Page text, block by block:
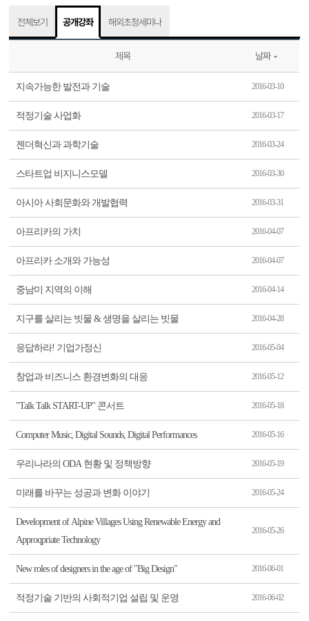
전체보기 공개강좌 해외초청세미나
제목 날짜
지속가능한 발전과 기술 2016-03-10
적정기술 사업화 2016-03-17
젠더혁신과 과학기술 2016-03-24
스타트업 비지니스모델 2016-03-30
아시아 사회문화와 개발협력 2016-03-31
아프리카의 가치 2016-04-07
아프리카 소개와 가능성 2016-04-07
중남미 지역의 이해 2016-04-14
지구를 살리는 빗물 & 생명을 살리는 빗물 2016-04-28
응답하라! 기업가정신 2016-05-04
창업과 비즈니스 환경변화의 대응 2016-05-12
"Talk Talk START-UP" 콘서트 2016-05-18
Computer Music, Digital Sounds, Digital Performances 2016-05-16
우리나라의 ODA 현황 및 정책방향 2016-05-19
미래를 바꾸는 성공과 변화 이야기 2016-05-24
Development of Alpine Villages Using Renewable Energy and
Approqpriate Technology
2016-05-26
New roles of designers in the age of "Big Design" 2016-06-01
적정기술 기반의 사회적기업 설립 및 운영 2016-06-02